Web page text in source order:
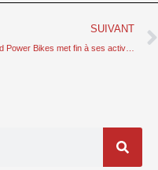
SUIVANT
Rad Power Bikes met fin à ses activités en Europe et à New York